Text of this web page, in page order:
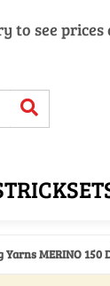
to see
Yarns MERINO 150